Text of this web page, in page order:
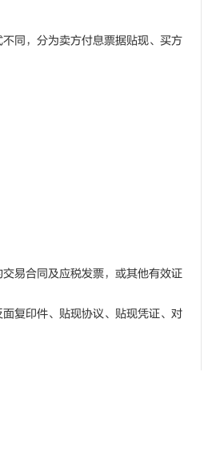
同，分为卖方付息票据贴现、买方
易合同及应税发票，或其他有效证
复印件、贴现协议、贴现凭证、对